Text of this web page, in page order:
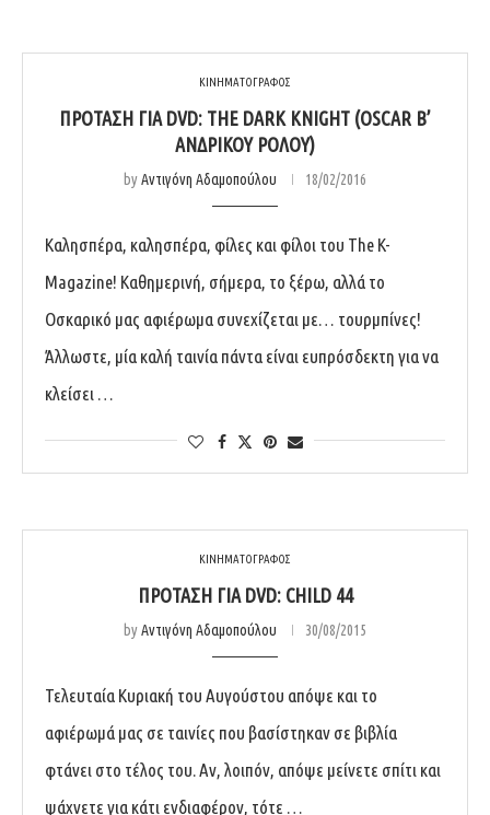
ΚΙΝΗΜΑΤΟΓΡΑΦΟΣ
ΠΡΌΤΑΣΗ ΓΙΑ DVD: THE DARK KNIGHT (OSCAR Β’
ΑΝΔΡΙΚΟΎ ΡΌΛΟΥ)
byΑντιγόνη Αδαμοπούλου 18/02/2016
Καλησπέρα, καλησπέρα, φίλες και φίλοι του The K-
Magazine! Καθημερινή, σήμερα, το ξέρω, αλλά το
Οσκαρικό μας αφιέρωμα συνεχίζεται με… τουρμπίνες!
Άλλωστε, μία καλή ταινία πάντα είναι ευπρόσδεκτη για να
κλείσει …
ΚΙΝΗΜΑΤΟΓΡΑΦΟΣ
ΠΡΌΤΑΣΗ ΓΙΑ DVD: CHILD 44
byΑντιγόνη Αδαμοπούλου 30/08/2015
Τελευταία Κυριακή του Αυγούστου απόψε και το
αφιέρωμά μας σε ταινίες που βασίστηκαν σε βιβλία
φτάνει στο τέλος του. Αν, λοιπόν, απόψε μείνετε σπίτι και
ψάχνετε για κάτι ενδιαφέρον, τότε …